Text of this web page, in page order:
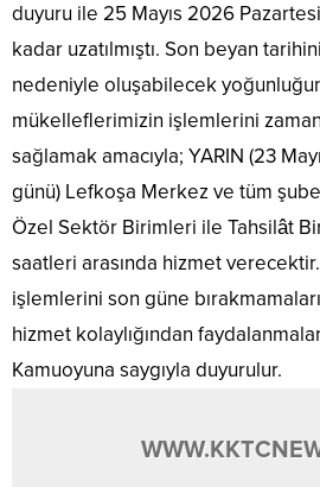
duyuru ile 25 Mayıs 2026
kadar uzatılmıştı. Son beyan
nedeniyle oluşabilecek
mükelleflerimizin işlemlerini
sağlamak amacıyla; YARIN (23
günü) Lefkoşa Merkez ve tüm
Özel Sektör Birimleri ile Tahsilât
saatleri arasında hizmet
işlemlerini son güne
hizmet kolaylığından
Kamuoyuna saygıyla duyurulur.